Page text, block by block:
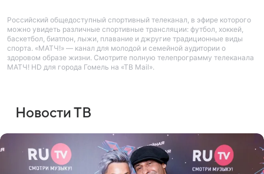
Российский общедоступный спортивный телеканал, в эфире которого
можно увидеть различные спортивные трансляции: футбол, хоккей,
баскетбол, биатлон, лыжи, плавание и джругие традиционные виды
спорта. «МАТЧ!» — канал для молодой и семейной аудитории о
здоровом образе жизни. Смотрите полную телепрограмму телеканала
МАТЧ! HD для города Гомель на «ТВ Mail».
Новости ТВ